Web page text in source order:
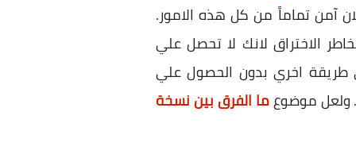
آمن تماماً من كل هذه الامور.
الاختراق لانك لا تحصل علي
طريقة اخري بدون الحصول علي
ولعل موضوعما الفرق بين نسخة